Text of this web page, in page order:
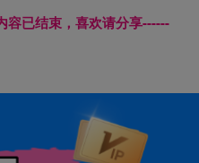
容已结束，喜欢请分享------